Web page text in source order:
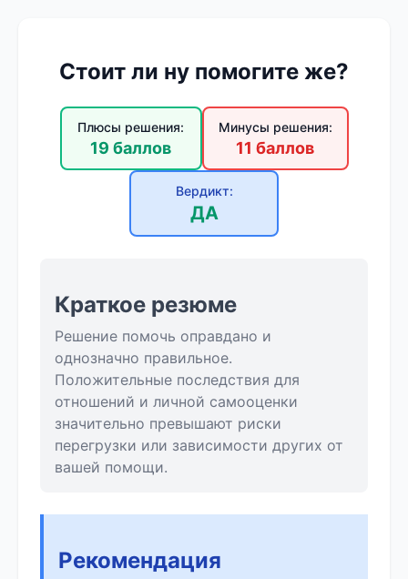
Стоит ли ну помогите же?
Плюсы решения:
19 баллов
Минусы решения:
11 баллов
Вердикт:
ДА
Краткое резюме
Решение помочь оправдано и
однозначно правильное.
Положительные последствия для
отношений и личной самооценки
значительно превышают риски
перегрузки или зависимости других от
вашей помощи.
Рекомендация